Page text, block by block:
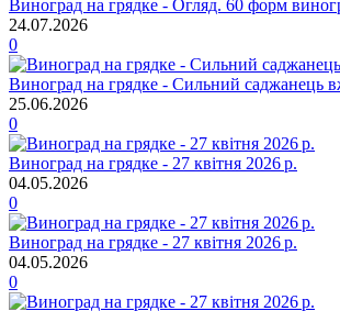
Виноград на грядке - Огляд. 60 форм
24.07.2026
0
Виноград на грядке - Сильний саджанець
25.06.2026
0
Виноград на грядке - 27 квітня 2026 р.
04.05.2026
0
Виноград на грядке - 27 квітня 2026 р.
04.05.2026
0